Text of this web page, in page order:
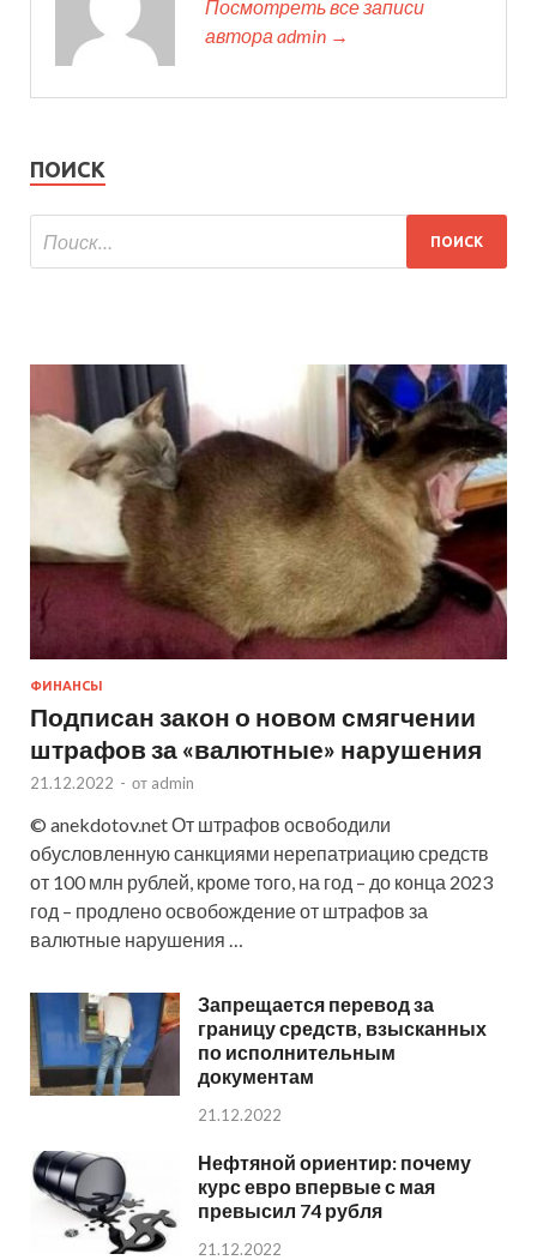
Посмотреть все записи
автора admin →
ПОИСК
ФИНАНСЫ
Подписан закон о новом смягчении
штрафов за «валютные» нарушения
21.12.2022 - от admin
© anekdotov.net От штрафов освободили
обусловленную санкциями нерепатриацию средств
от 100 млн рублей, кроме того, на год – до конца 2023
год – продлено освобождение от штрафов за
валютные нарушения …
Запрещается перевод за
границу средств, взысканных
по исполнительным
документам
21.12.2022
Нефтяной ориентир: почему
курс евро впервые с мая
превысил 74 рубля
21.12.2022